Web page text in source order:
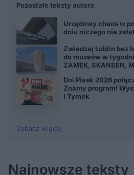
Pozostałe teksty autora
Urzędowy chaos w
dniu niczego nie
Zwiedzaj Lublin bez
do muzeów w
ZAMEK, SKANSEN,
Dni Piask 2026
Znamy program!
i Tymek
Zobacz więcej
Najnowsze teksty